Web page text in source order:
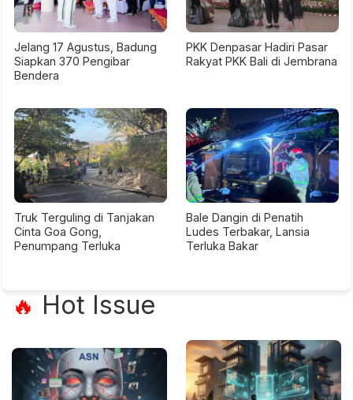
Jelang 17 Agustus, Badung
Siapkan 370 Pengibar
Bendera
PKK Denpasar Hadiri Pasar
Rakyat PKK Bali di Jembrana
Truk Terguling di Tanjakan
Cinta Goa Gong,
Penumpang Terluka
Bale Dangin di Penatih
Ludes Terbakar, Lansia
Terluka Bakar
🔥 Hot Issue